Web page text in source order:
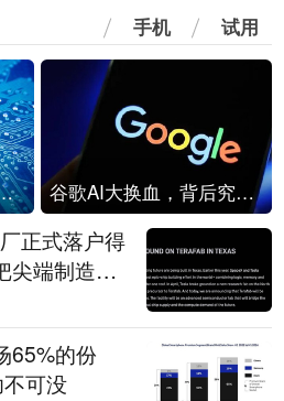
手机 试用
”？先算清三笔账 谷歌AI大换血，背后究竟发生了什么？
正式落户得
尖端制造带
65%的份
可没